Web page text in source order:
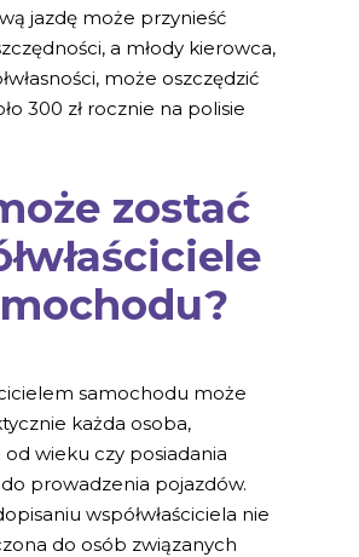
jazdę może przynieść
a młody kierowca,
może oszczędzić
300 zł rocznie na polisie
zostać
samochodu może
każda osoba,
od wieku czy posiadania
prowadzenia pojazdów.
współwłaściciela nie
do osób związanych